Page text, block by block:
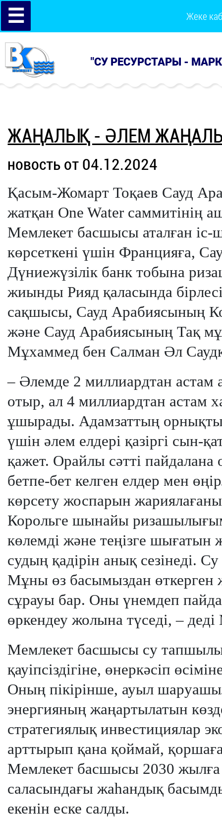
☰ Жеке
"СУ РЕСУРСТАРЫ -
ЖАҢАЛЫҚ - ӘЛЕМ
новость от 04.12.2024
Қасым-Жомарт Тоқаев Сауд
жатқан One Water саммитінің
Мемлекет басшысы аталған
көрсеткені үшін Францияға,
Дүниежүзілік банк тобына
жиынды Рияд қаласында
сақшысы, Сауд Арабиясының
және Сауд Арабиясының Тақ
Мұхаммед бен Салман Әл
– Әлемде 2 миллиардтан астам
отыр, ал 4 миллиардтан астам
ұшырады. Адамзаттың орнықты
үшін әлем елдері қазіргі сын-
қажет. Орайлы сәтті
бетпе-бет келген елдер мен
көрсету жоспарын
Корольге шынайы
көлемді және теңізге шығатын
судың қадірін анық сезінеді.
Мұны өз басымыздан өткерген
сұрауы бар. Оны үнемдеп
өркендеу жолына түседі, –
Мемлекет басшысы су
қауіпсіздігіне, өнеркәсіп
Оның пікірінше, ауыл
энергияның жаңартылатын
стратегиялық инвестициялар
арттырып қана қоймай,
Мемлекет басшысы 2030 жылға
саласындағы жаһандық
екенін еске салды.